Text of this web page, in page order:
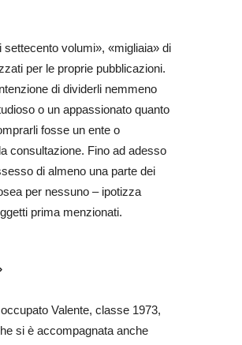
volumi», «migliaia» di
per le proprie pubblicazioni.
di dividerli nemmeno
o un appassionato quanto
fosse un ente o
consultazione. Fino ad adesso
di almeno una parte dei
per nessuno – ipotizza
prima menzionati.
Valente, classe 1973,
si è accompagnata anche